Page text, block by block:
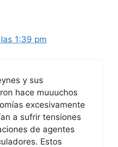
1:39 pm
y sus
hace muuuchos
excesivamente
a sufrir tensiones
de agentes
Estos